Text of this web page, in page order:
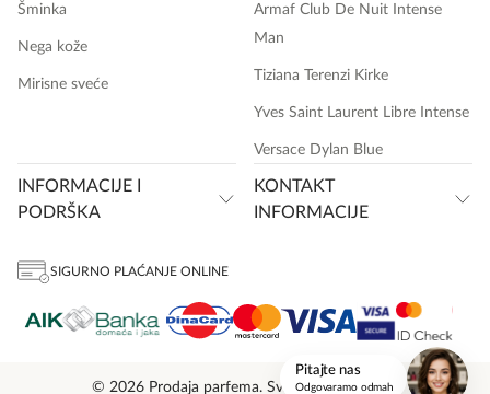
Šminka
Nega kože
Mirisne sveće
Armaf Club De Nuit Intense
Man
Tiziana Terenzi Kirke
Yves Saint Laurent Libre Intense
Versace Dylan Blue
INFORMACIJE I
PODRŠKA
KONTAKT
INFORMACIJE
SIGURNO PLAĆANJE ONLINE
© 2026 Prodaja parfema. Sva prava zadržana.
Pitajte nas
Odgovaramo odmah